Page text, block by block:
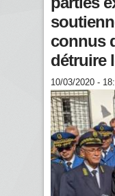
connus
détruire
10/03/2020 -